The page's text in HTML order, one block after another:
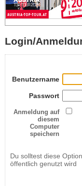
Login/
Benutzername
Passwort
Anmeldung auf
diesem
Computer
speichern
Du solltest diese
öffentlich genutzt wird